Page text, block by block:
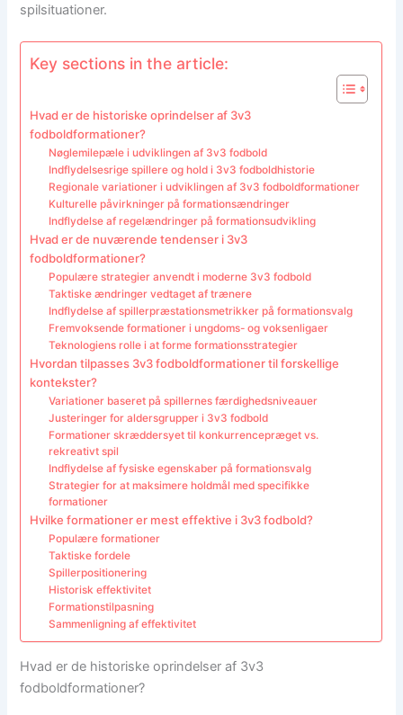
spilsituationer.
Key sections in the article:
Hvad er de historiske oprindelser af 3v3
fodboldformationer?
Nøglemilepæle i udviklingen af 3v3 fodbold
Indflydelsesrige spillere og hold i 3v3 fodboldhistorie
Regionale variationer i udviklingen af 3v3 fodboldformationer
Kulturelle påvirkninger på formationsændringer
Indflydelse af regelændringer på formationsudvikling
Hvad er de nuværende tendenser i 3v3
fodboldformationer?
Populære strategier anvendt i moderne 3v3 fodbold
Taktiske ændringer vedtaget af trænere
Indflydelse af spillerpræstationsmetrikker på formationsvalg
Fremvoksende formationer i ungdoms- og voksenligaer
Teknologiens rolle i at forme formationsstrategier
Hvordan tilpasses 3v3 fodboldformationer til forskellige
kontekster?
Variationer baseret på spillernes færdighedsniveauer
Justeringer for aldersgrupper i 3v3 fodbold
Formationer skræddersyet til konkurrencepræget vs.
rekreativt spil
Indflydelse af fysiske egenskaber på formationsvalg
Strategier for at maksimere holdmål med specifikke
formationer
Hvilke formationer er mest effektive i 3v3 fodbold?
Populære formationer
Taktiske fordele
Spillerpositionering
Historisk effektivitet
Formationstilpasning
Sammenligning af effektivitet
Hvad er de historiske oprindelser af 3v3
fodboldformationer?